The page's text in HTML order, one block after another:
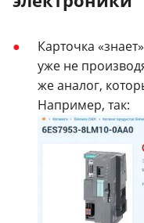
Карточка
уже не
же аналог,
Например, так: